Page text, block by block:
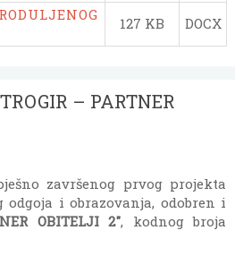
127 KB DOCX
– PARTNER
završenog prvog projekta
i obrazovanja, odobren i
OBITELJI 2", kodnog broja